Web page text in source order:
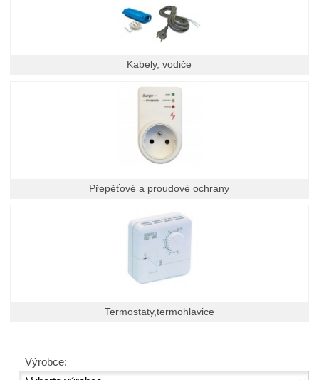
Kabely, vodiče
Přepěťové a proudové ochrany
Termostaty,termohlavice
Výrobce: